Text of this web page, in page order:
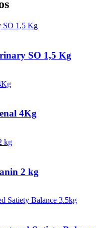
SO 1,5 Kg
4Kg
2 kg